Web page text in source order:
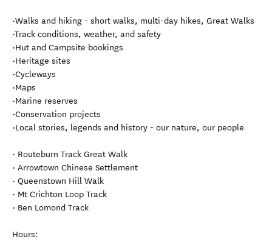
•Walks and hiking - short walks, multi-day hikes, Great Walks
•Track conditions, weather, and safety
•Hut and Campsite bookings
•Heritage sites
•Cycleways
•Maps
•Marine reserves
•Conservation projects
•Local stories, legends and history - our nature, our people
• Routeburn Track Great Walk
• Arrowtown Chinese Settlement
• Queenstown Hill Walk
• Mt Crichton Loop Track
• Ben Lomond Track
Hours: